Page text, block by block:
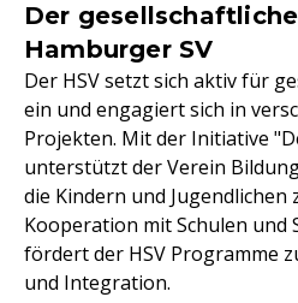
Der
Hamburger SV
Der HSV setzt sich aktiv für
ein und engagiert sich in
Projekten. Mit der Initiative
unterstützt der Verein
die Kindern und Jugendlichen
Kooperation mit Schulen
fördert der HSV Programme
und Integration.